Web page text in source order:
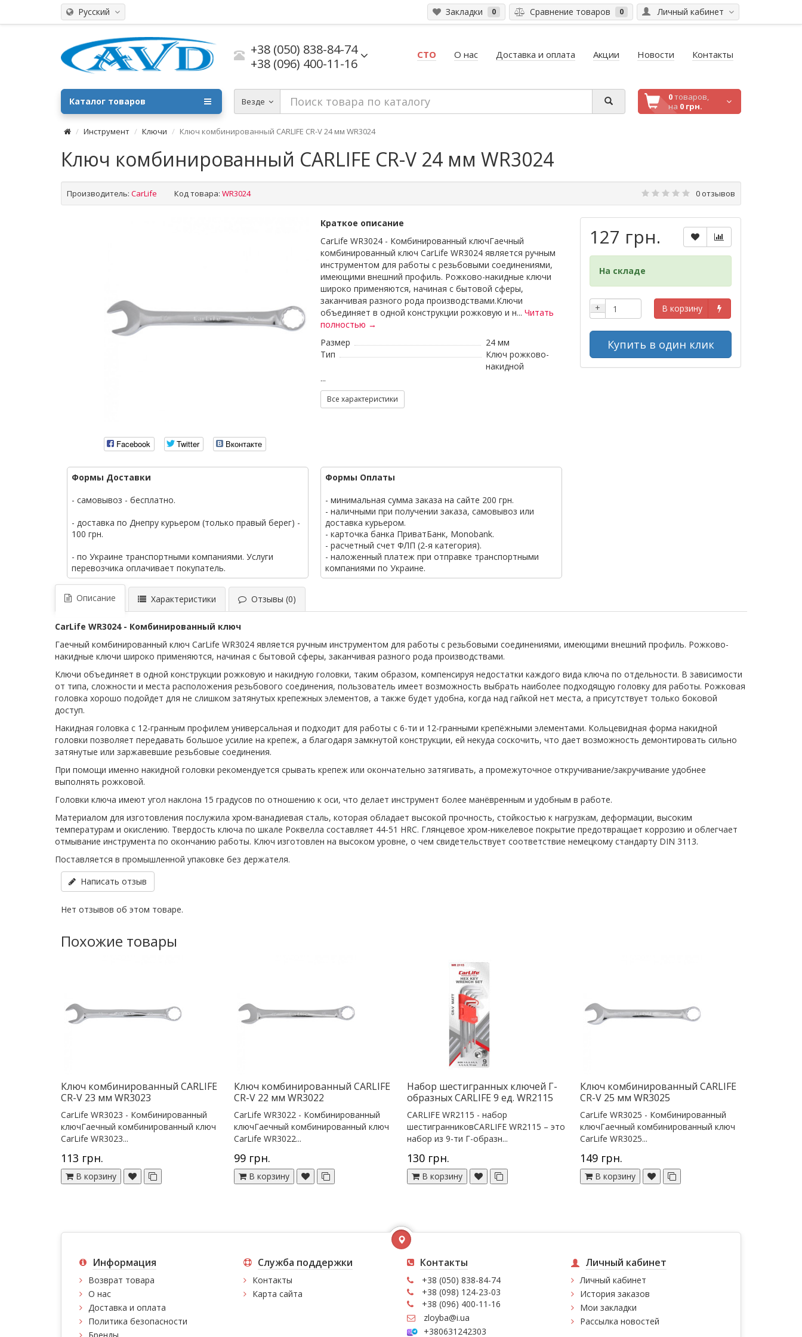
Русский Личный кабинет
Закладки 0 Сравнение товаров 0
+38 (050) 838-84-74
+38 (096) 400-11-16
СТО О нас Доставка и оплата Акции Новости Контакты
Везде 0товаров,
на 0 грн.
Каталог товаров
Инструмент Ключи Ключ комбинированный CARLIFE CR-V 24 мм WR3024
Ключ комбинированный CARLIFE CR-V 24 мм WR3024
Производитель: CarLife Код товара: WR3024 0 отзывов
Facebook Twitter Вконтакте
Краткое описание
CarLife WR3024 - Комбинированный ключГаечный
комбинированный ключ CarLife WR3024 является ручным
инструментом для работы с резьбовыми соединениями,
имеющими внешний профиль. Рожково-накидные ключи
широко применяются, начиная с бытовой сферы,
заканчивая разного рода производствами.Ключи
объединяет в одной конструкции рожковую и н... Читать
полностью →
Размер
24 мм
Тип
Ключ рожково-
накидной
...
Все характеристики
Формы Доставки
- самовывоз - бесплатно.
- доставка по Днепру курьером (только правый берег) -
100 грн.
- по Украине транспортными компаниями. Услуги
перевозчика оплачивает покупатель.
Формы Оплаты
- минимальная сумма заказа на сайте 200 грн.
- наличными при получении заказа, самовывоз или
доставка курьером.
- карточка банка ПриватБанк, Monobank.
- расчетный счет ФЛП (2-я категория).
- наложенный платеж при отправке транспортными
компаниями по Украине.
127 грн.
На складе
+ В корзину
Купить в один клик
Описание Характеристики Отзывы (0)
CarLife WR3024 - Комбинированный ключ
Гаечный комбинированный ключ CarLife WR3024 является ручным инструментом для работы с резьбовыми соединениями, имеющими внешний профиль. Рожково-
накидные ключи широко применяются, начиная с бытовой сферы, заканчивая разного рода производствами.
Ключи объединяет в одной конструкции рожковую и накидную головки, таким образом, компенсируя недостатки каждого вида ключа по отдельности. В зависимости
от типа, сложности и места расположения резьбового соединения, пользователь имеет возможность выбрать наиболее подходящую головку для работы. Рожковая
головка хорошо подойдет для не слишком затянутых крепежных элементов, а также будет удобна, когда над гайкой нет места, а присутствует только боковой
доступ.
Накидная головка с 12-гранным профилем универсальная и подходит для работы с 6-ти и 12-гранными крепёжными элементами. Кольцевидная форма накидной
головки позволяет передавать большое усилие на крепеж, а благодаря замкнутой конструкции, ей некуда соскочить, что дает возможность демонтировать сильно
затянутые или заржавевшие резьбовые соединения.
При помощи именно накидной головки рекомендуется срывать крепеж или окончательно затягивать, а промежуточное откручивание/закручивание удобнее
выполнять рожковой.
Головки ключа имеют угол наклона 15 градусов по отношению к оси, что делает инструмент более манёвренным и удобным в работе.
Материалом для изготовления послужила хром-ванадиевая сталь, которая обладает высокой прочность, стойкостью к нагрузкам, деформации, высоким
температурам и окислению. Твердость ключа по шкале Роквелла составляет 44-51 HRC. Глянцевое хром-никелевое покрытие предотвращает коррозию и облегчает
отмывание инструмента по окончанию работы. Ключ изготовлен на высоком уровне, о чем свидетельствует соответствие немецкому стандарту DIN 3113.
Поставляется в промышленной упаковке без держателя.
Написать отзыв
Нет отзывов об этом товаре.
Похожие товары
Ключ комбинированный CARLIFE
CR-V 23 мм WR3023
CarLife WR3023 - Комбинированный
ключГаечный комбинированный ключ
CarLife WR3023...
113 грн.
В корзину
Ключ комбинированный CARLIFE
CR-V 22 мм WR3022
CarLife WR3022 - Комбинированный
ключГаечный комбинированный ключ
CarLife WR3022...
99 грн.
В корзину
Набор шестигранных ключей Г-
образных CARLIFE 9 ед. WR2115
CARLIFE WR2115 - набор
шестигранниковCARLIFE WR2115 – это
набор из 9-ти Г-образн...
130 грн.
В корзину
Ключ комбинированный CARLIFE
CR-V 25 мм WR3025
CarLife WR3025 - Комбинированный
ключГаечный комбинированный ключ
CarLife WR3025...
149 грн.
В корзину
Информация
Возврат товара
О нас
Доставка и оплата
Политика безопасности
Служба поддержки
Контакты
Карта сайта
Контакты
+38 (050) 838-84-74
+38 (098) 124-23-03
+38 (096) 400-11-16
zloyba@i.ua
+380631242303
Личный кабинет
Личный кабинет
История заказов
Мои закладки
Рассылка новостей